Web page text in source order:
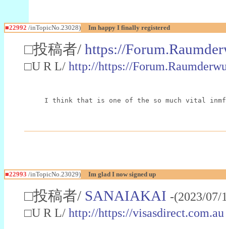
■22992 /inTopicNo.23028) Im happy I finally registered
□投稿者/ https://
□U R L/ http://https://
I think that is one of the so much vital
■22993 /inTopicNo.23029) Im glad I now signed up
□投稿者/ SANAIAKAI -(2023/
□U R L/ http://https://visasdirect.com.au